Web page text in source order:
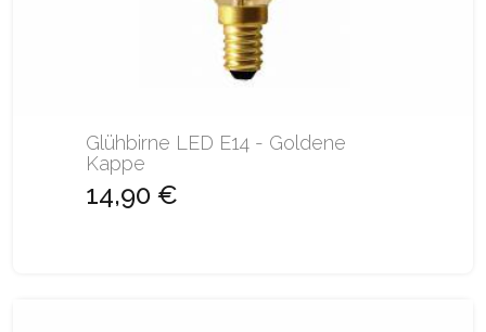
Glühbirne LED E14 - Goldene
Kappe
14,90 €